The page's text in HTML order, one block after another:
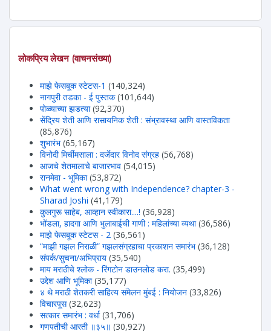
लोकप्रिय लेखन (वाचनसंख्या)
माझे फेसबूक स्टेटस-1 (140,324)
नागपुरी तडका - ई पुस्तक (101,644)
पोळ्याच्या झडत्या (92,370)
सेंद्रिय शेती आणि रासायनिक शेती : संभ्रावस्था आणि वास्तविकता
(85,876)
शुभारंभ (65,167)
विनोदी मिर्चीमसाला : दर्जेदार विनोद संग्रह (56,768)
आजचे शेतमालाचे बाजारभाव (54,015)
रानमेवा - भूमिका (53,872)
What went wrong with Independence? chapter-3 -
Sharad Joshi (41,179)
कुलगुरू साहेब, आव्हान स्वीकारा....! (36,928)
भोंडला, हादगा आणि भुलाबाईची गाणी : महिलांच्या व्यथा (36,586)
माझे फेसबूक स्टेटस - 2 (36,561)
“माझी गझल निराळी” गझलसंग्रहाचा प्रकाशन समारंभ (36,128)
संपर्क/सुचना/अभिप्राय (35,540)
माय मराठीचे श्लोक - रिंगटोन डाउनलोड करा. (35,499)
उद्देश आणि भूमिका (35,177)
४ थे मराठी शेतकरी साहित्य संमेलन मुंबई : नियोजन (33,826)
विचारपूस (32,623)
सत्कार समारंभ : वर्धा (31,706)
गणपतीची आरती ॥३५॥ (30,927)